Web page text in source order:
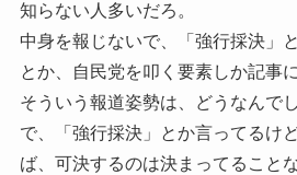
知らない人多いだろ。
中身を報じないで、「強行採決」
とか、自民党を叩く要素しか記事
そういう報道姿勢は、どうなんで
で、「強行採決」とか言ってるけ
ば、可決するのは決まってることな